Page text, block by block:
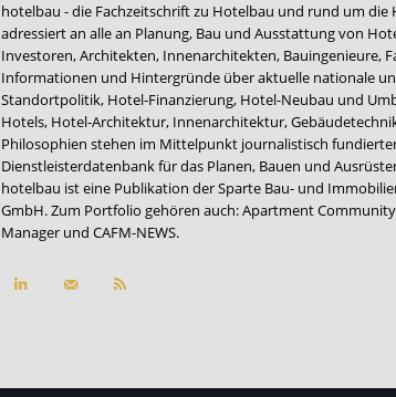
hotelbau - die Fachzeitschrift zu Hotelbau und rund um
adressiert an alle an Planung, Bau und Ausstattung von
Investoren, Architekten, Innenarchitekten, Bauingenieure,
Informationen und Hintergründe über aktuelle nationale
Standortpolitik, Hotel-Finanzierung, Hotel-Neubau und
Hotels, Hotel-Architektur, Innenarchitektur,
Philosophien stehen im Mittelpunkt journalistisch
Dienstleisterdatenbank für das Planen, Bauen und
hotelbau ist eine Publikation der Sparte Bau- und
GmbH. Zum Portfolio gehören auch:Apartment Community
Manager und CAFM-NEWS.